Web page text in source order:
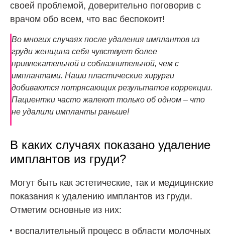
своей проблемой, доверительно поговорив с
врачом обо всем, что вас беспокоит!
Во многих случаях после удаления имплантов из
груди женщина себя чувствует более
привлекательной и соблазнительной, чем с
имплантами. Наши пластические хирурги
добиваются потрясающих результатов коррекции.
Пациентки часто жалеют только об одном – что
не удалили импланты раньше!
В каких случаях показано удаление
имплантов из груди?
Могут быть как эстетические, так и медицинские
показания к удалению имплантов из груди.
Отметим основные из них:
воспалительный процесс в области молочных